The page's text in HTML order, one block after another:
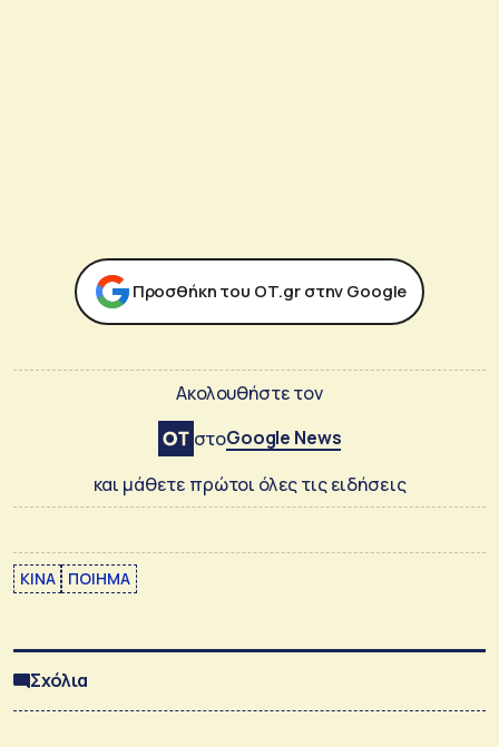
Προσθήκη του ΟΤ.gr στην Google
Ακολουθήστε τον
στοGoogle News
και μάθετε πρώτοι όλες τις ειδήσεις
ΚΙΝΑ ΠΟΙΗΜΑ
Σχόλια